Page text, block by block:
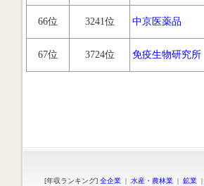
66位 3241位 中京医薬品
67位 3724位 免疫生物研究所
[年収ランキング] 全企業 | 水産・農林業 | 鉱業 |